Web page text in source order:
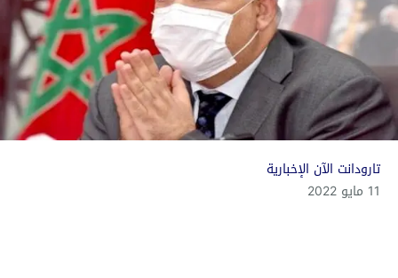
تارودانت الآن الإخبارية
11 مايو 2022